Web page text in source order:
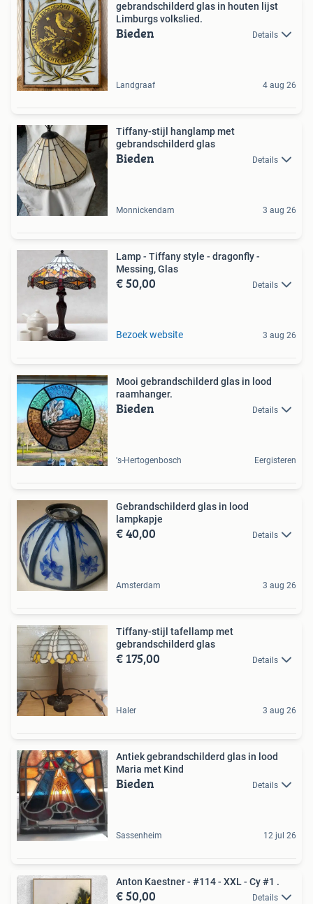
gebrandschilderd glas in houten lijst
Limburgs volkslied.
Bieden Details
Landgraaf 4 aug 26
Tiffany-stijl hanglamp met
gebrandschilderd glas
Bieden Details
Monnickendam 3 aug 26
Lamp - Tiffany style - dragonfly -
Messing, Glas
€ 50,00 Details
Bezoek website 3 aug 26
Mooi gebrandschilderd glas in lood
raamhanger.
Bieden Details
's-Hertogenbosch Eergisteren
Gebrandschilderd glas in lood
lampkapje
€ 40,00 Details
Amsterdam 3 aug 26
Tiffany-stijl tafellamp met
gebrandschilderd glas
€ 175,00 Details
Haler 3 aug 26
Antiek gebrandschilderd glas in lood
Maria met Kind
Bieden Details
Sassenheim 12 jul 26
Anton Kaestner - #114 - XXL - Cy #1 .
€ 50,00 Details